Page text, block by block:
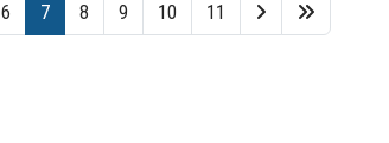
6 7 8 9 10 11